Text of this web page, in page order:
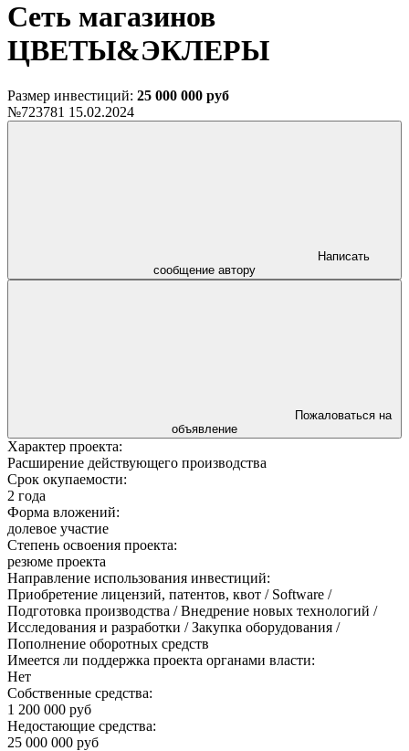
Сеть магазинов
ЦВЕТЫ&ЭКЛЕРЫ
Размер инвестиций: 25 000 000 руб
№723781 15.02.2024
сообщение автору
объявление
Характер проекта:
Расширение действующего производства
Срок окупаемости:
2 года
Форма вложений:
долевое участие
Степень освоения проекта:
резюме проекта
Направление использования инвестиций:
Приобретение лицензий, патентов, квот / Software /
Подготовка производства / Внедрение новых технологий /
Исследования и разработки / Закупка оборудования /
Пополнение оборотных средств
Имеется ли поддержка проекта органами власти:
Нет
Собственные средства:
1 200 000 руб
Недостающие средства:
25 000 000 руб